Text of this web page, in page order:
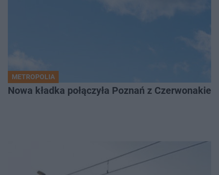
METROPOLIA
Nowa kładka połączyła Poznań z